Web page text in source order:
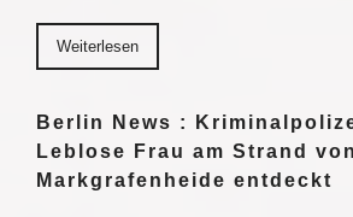
Weiterlesen
Berlin News :
Leblose Frau am Strand von
Markgrafenheide entdeckt